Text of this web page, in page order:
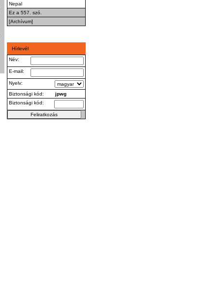
Nepal
Ez a 557. szó.
[Archívum]
Hírlevél
Név:
E-mail:
Nyelv:
Biztonsági kód:
jpwg
Biztonsági kód: